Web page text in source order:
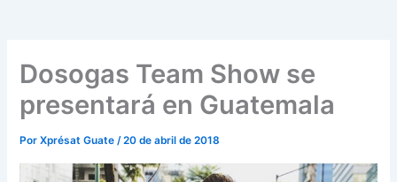
Dosogas Team Show se
presentará en Guatemala
PorXprésat Guate/20 de abril de 2018